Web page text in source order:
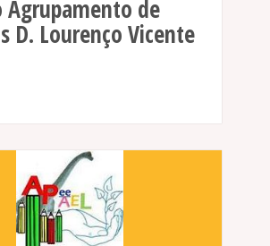
Agrupamento de
D. Lourenço Vicente